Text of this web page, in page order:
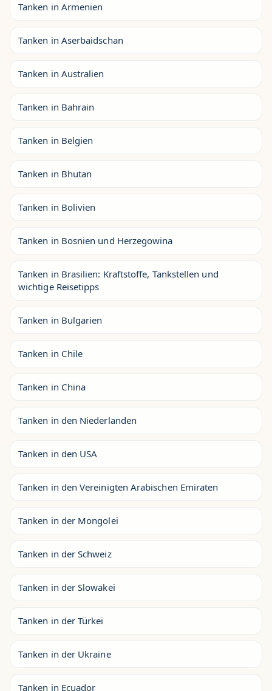
Tanken in Armenien
Tanken in Aserbaidschan
Tanken in Australien
Tanken in Bahrain
Tanken in Belgien
Tanken in Bhutan
Tanken in Bolivien
Tanken in Bosnien und Herzegowina
Tanken in Brasilien: Kraftstoffe, Tankstellen und
wichtige Reisetipps
Tanken in Bulgarien
Tanken in Chile
Tanken in China
Tanken in den Niederlanden
Tanken in den USA
Tanken in den Vereinigten Arabischen Emiraten
Tanken in der Mongolei
Tanken in der Schweiz
Tanken in der Slowakei
Tanken in der Türkei
Tanken in der Ukraine
Tanken in Ecuador